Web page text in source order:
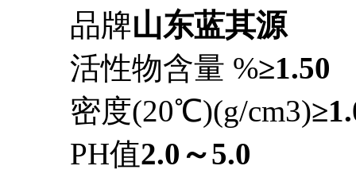
品牌山东蓝其源
活性物含量 %≥1.50
密度(20℃)(g/cm3)
PH值2.0～5.0